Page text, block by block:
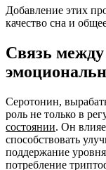
Добавление этих
качество сна и
Связь
Серотонин,
роль не только в
состоянии. Он
способствовать
поддержание
потребление